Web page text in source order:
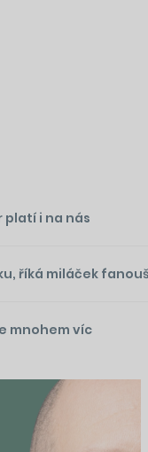
platí i na nás
říká miláček
mnohem víc